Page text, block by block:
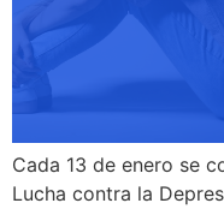
Cada 13 de enero se
Lucha contra la